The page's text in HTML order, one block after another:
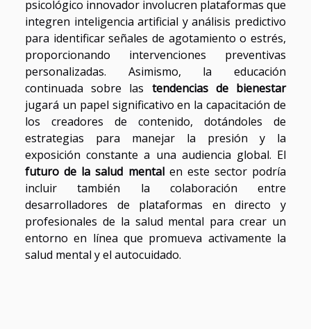
psicológico innovador involucren plataformas que
integren inteligencia artificial y análisis predictivo
para identificar señales de agotamiento o estrés,
proporcionando intervenciones preventivas
personalizadas. Asimismo, la educación
continuada sobre las tendencias de bienestar
jugará un papel significativo en la capacitación de
los creadores de contenido, dotándoles de
estrategias para manejar la presión y la
exposición constante a una audiencia global. El
futuro de la salud mentalen este sector podría
incluir también la colaboración entre
desarrolladores de plataformas en directo y
profesionales de la salud mental para crear un
entorno en línea que promueva activamente la
salud mental y el autocuidado.